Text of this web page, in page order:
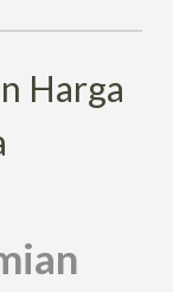
Harga